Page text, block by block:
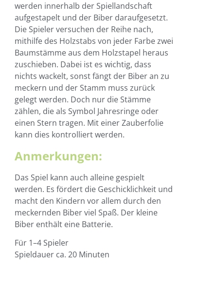
werden innerhalb der Spiellandschaft
aufgestapelt und der Biber daraufgesetzt.
Die Spieler versuchen der Reihe nach,
mithilfe des Holzstabs von jeder Farbe zwei
Baumstämme aus dem Holzstapel heraus
zuschieben. Dabei ist es wichtig, dass
nichts wackelt, sonst fängt der Biber an zu
meckern und der Stamm muss zurück
gelegt werden. Doch nur die Stämme
zählen, die als Symbol Jahresringe oder
einen Stern tragen. Mit einer Zauberfolie
kann dies kontrolliert werden.
Anmerkungen:
Das Spiel kann auch alleine gespielt
werden. Es fördert die Geschicklichkeit und
macht den Kindern vor allem durch den
meckernden Biber viel Spaß. Der kleine
Biber enthält eine Batterie.
Für 1–4 Spieler
Spieldauer ca. 20 Minuten